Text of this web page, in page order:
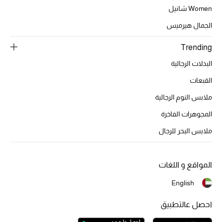
دليل ملتزمات الحقائب
حقائب الأطفال
أبرز المصممين
أبرز الحقائب
تسوقوا الحقائب
Women شانيل
الجمال هيرميس
Trending
البدلات الرجالية
القبعات
ملابس النوم الرجالية
المجوهرات الفاخرة
ملابس البحر للرجال
المواقع و اللغات
English
احصل عالتطبيق